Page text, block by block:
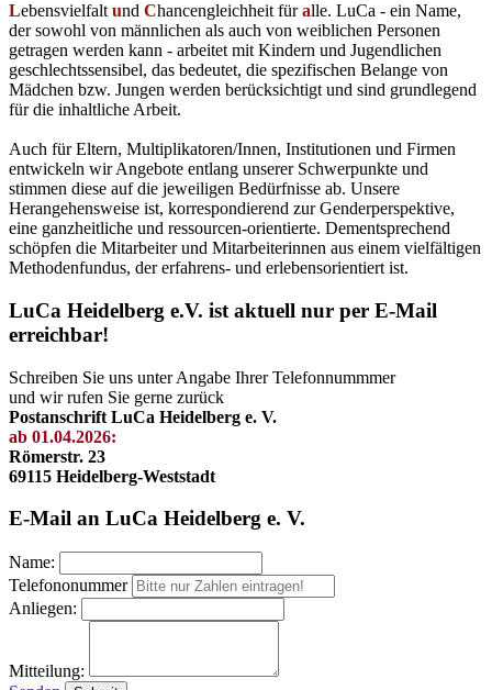
Lebensvielfalt und Chancengleichheit füralle. LuCa - ein Name,
der sowohl von männlichen als auch von weiblichen Personen
getragen werden kann - arbeitet mit Kindern und Jugendlichen
geschlechtssensibel, das bedeutet, die spezifischen Belange von
Mädchen bzw. Jungen werden berücksichtigt und sind grundlegend
für die inhaltliche Arbeit.
Auch für Eltern, Multiplikatoren/Innen, Institutionen und Firmen
entwickeln wir Angebote entlang unserer Schwerpunkte und
stimmen diese auf die jeweiligen Bedürfnisse ab. Unsere
Herangehensweise ist, korrespondierend zur Genderperspektive,
eine ganzheitliche und ressourcen-orientierte. Dementsprechend
schöpfen die Mitarbeiter und Mitarbeiterinnen aus einem vielfältigen
Methodenfundus, der erfahrens- und erlebensorientiert ist.
LuCa Heidelberg e.V. ist aktuell nur per E-Mail
erreichbar!
Schreiben Sie uns unter Angabe Ihrer Telefonnummmer
und wir rufen Sie gerne zurück
Postanschrift LuCa Heidelberg e. V.
ab 01.04.2026:
Römerstr. 23
69115 Heidelberg-Weststadt
E-Mail an LuCa Heidelberg e. V.
Name:
Telefononummer
Anliegen:
Mitteilung: